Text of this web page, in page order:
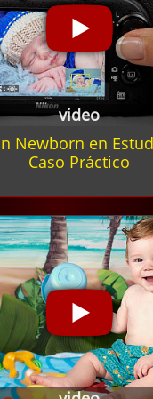
video
Newborn en
Caso Práctico